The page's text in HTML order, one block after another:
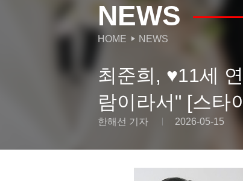
NEWS
HOME NEWS
최준희, ♥11세
람이라서" [스타
한해선 기자 2026-05-15